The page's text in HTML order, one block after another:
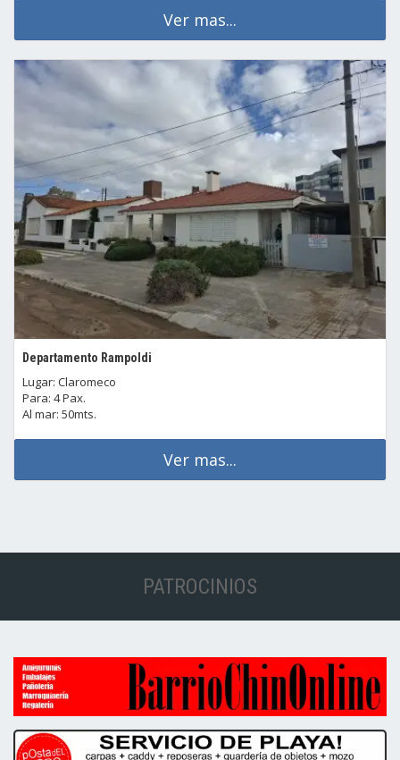
Ver mas...
Departamento Rampoldi
Lugar: Claromeco
Para: 4 Pax.
Al mar: 50mts.
Ver mas...
PATROCINIOS